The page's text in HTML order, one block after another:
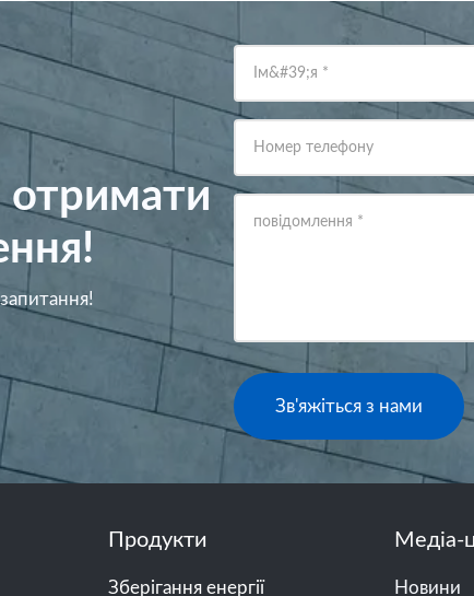
отримати
Ім&#39;я *
Номер телефону
повідомлення *
Зв'яжіться з нами
Продукти
Зберігання енергії
Медіа-
Новини